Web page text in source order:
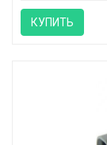
КУПИТЬ